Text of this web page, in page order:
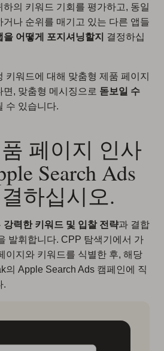
의 키워드 기회를 평가하고, 동일
나 순위를 매기고 있는 다른 앱들
을 어떻게 포지셔닝할지 결정하십
키워드에 대해 맞춤형 제품 페이지
, 맞춤형 메시징으로 돋보일 수
수 있습니다.
페이지 인사
Search Ads
하십시오.
강력한 키워드 및 입찰 전략과 결합
발휘합니다. CPP 탐색기에서 가
이지와 키워드를 식별한 후, 해당
의 Apple Search Ads 캠페인에 직
.